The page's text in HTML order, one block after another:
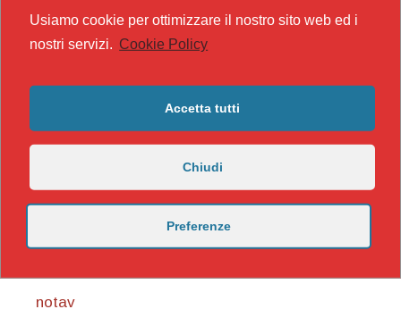
https://nicomaccentelli.substack.com/
notav
Usiamo cookie per ottimizzare il nostro sito web ed i
nostri servizi. Cookie Policy
Accetta tutti
Chiudi
Preferenze